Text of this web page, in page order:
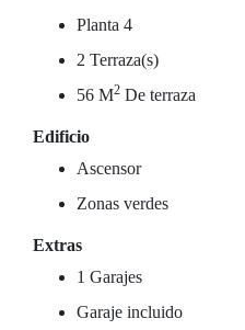
Planta 4
2 Terraza(s)
56 M2 De terraza
Edificio
Ascensor
Zonas verdes
Extras
1 Garajes
Garaje incluido